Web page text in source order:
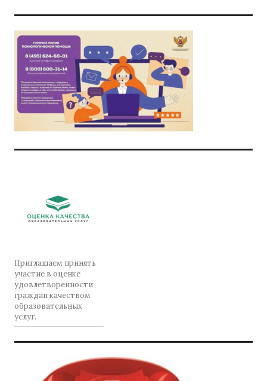
Приглашаем принять
участие в оценке
удовлетворенности
граждан качеством
образовательных
услуг.